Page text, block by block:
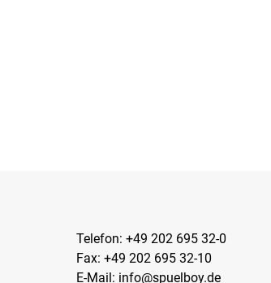
Telefon: +49 202 695 32-0
Fax: +49 202 695 32-10
E-Mail: info@spuelboy.de